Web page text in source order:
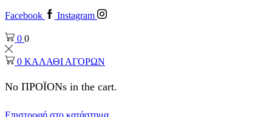
Facebook Instagram
0 0
0 ΚΑΛΑΘΙ ΑΓΟΡΩΝ
No ΠΡΟΪΟΝs in the cart.